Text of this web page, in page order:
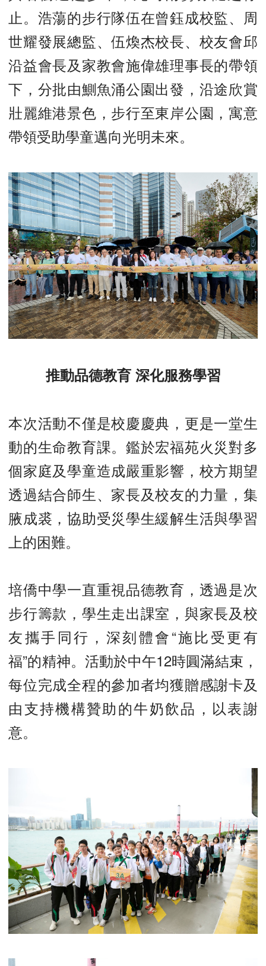
止。浩蕩的步行隊伍在曾鈺成校監、周
世耀發展總監、伍煥杰校長、校友會邱
沿益會長及家教會施偉雄理事長的帶領
下，分批由鰂魚涌公園出發，沿途欣賞
壯麗維港景色，步行至東岸公園，寓意
帶領受助學童邁向光明未來。
推動品德教育 深化服務學習
本次活動不僅是校慶慶典，更是一堂生
動的生命教育課。鑑於宏福苑火災對多
個家庭及學童造成嚴重影響，校方期望
透過結合師生、家長及校友的力量，集
腋成裘，協助受災學生緩解生活與學習
上的困難。
培僑中學一直重視品德教育，透過是次
步行籌款，學生走出課室，與家長及校
友攜手同行，深刻體會“施比受更有
福”的精神。活動於中午12時圓滿結束，
每位完成全程的參加者均獲贈感謝卡及
由支持機構贊助的牛奶飲品，以表謝
意。